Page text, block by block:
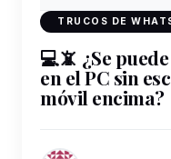
TRUCOS DE
💻📵 ¿Se
en el PC sin
móvil encima?